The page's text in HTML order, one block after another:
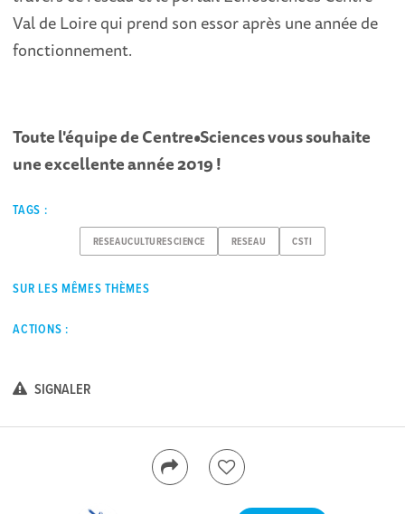
Val de Loire qui prend son essor après une année de
fonctionnement.
Toute l'équipe de Centre•Sciences vous souhaite
une excellente année 2019 !
TAGS :
RESEAUCULTURESCIENCE RESEAU CSTI
SUR LES MÊMES THÈMES
ACTIONS :
SIGNALER